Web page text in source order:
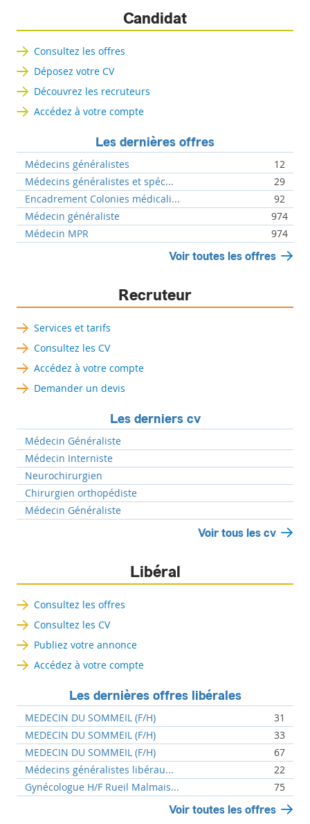
Candidat
Consultez les offres
Déposez votre CV
Découvrez les recruteurs
Accédez à votre compte
Les dernières offres
Médecins généralistes
12
Médecins généralistes et spéc...
29
Encadrement Colonies médicali...
92
Médecin généraliste
974
Médecin MPR
974
Voir toutes les offres
Recruteur
Services et tarifs
Consultez les CV
Accédez à votre compte
Demander un devis
Les derniers cv
Médecin Généraliste
Médecin Interniste
Neurochirurgien
Chirurgien orthopédiste
Médecin Généraliste
Voir tous les cv
Libéral
Consultez les offres
Consultez les CV
Publiez votre annonce
Accédez à votre compte
Les dernières offres libérales
MEDECIN DU SOMMEIL (F/H)
31
MEDECIN DU SOMMEIL (F/H)
33
MEDECIN DU SOMMEIL (F/H)
67
Médecins généralistes libérau...
22
Gynécologue H/F Rueil Malmais...
75
Voir toutes les offres